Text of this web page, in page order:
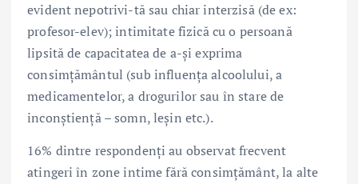
evident nepotrivi-tă sau chiar interzisă (de ex:
profesor-elev); intimitate fizică cu o persoană
lipsită de capacitatea de a-și exprima
consimțământul (sub influența alcoolului, a
medicamentelor, a drogurilor sau în stare de
inconștiență – somn, leșin etc.).
16% dintre respondenți au observat frecvent
atingeri în zone intime fără consimțământ, la alte